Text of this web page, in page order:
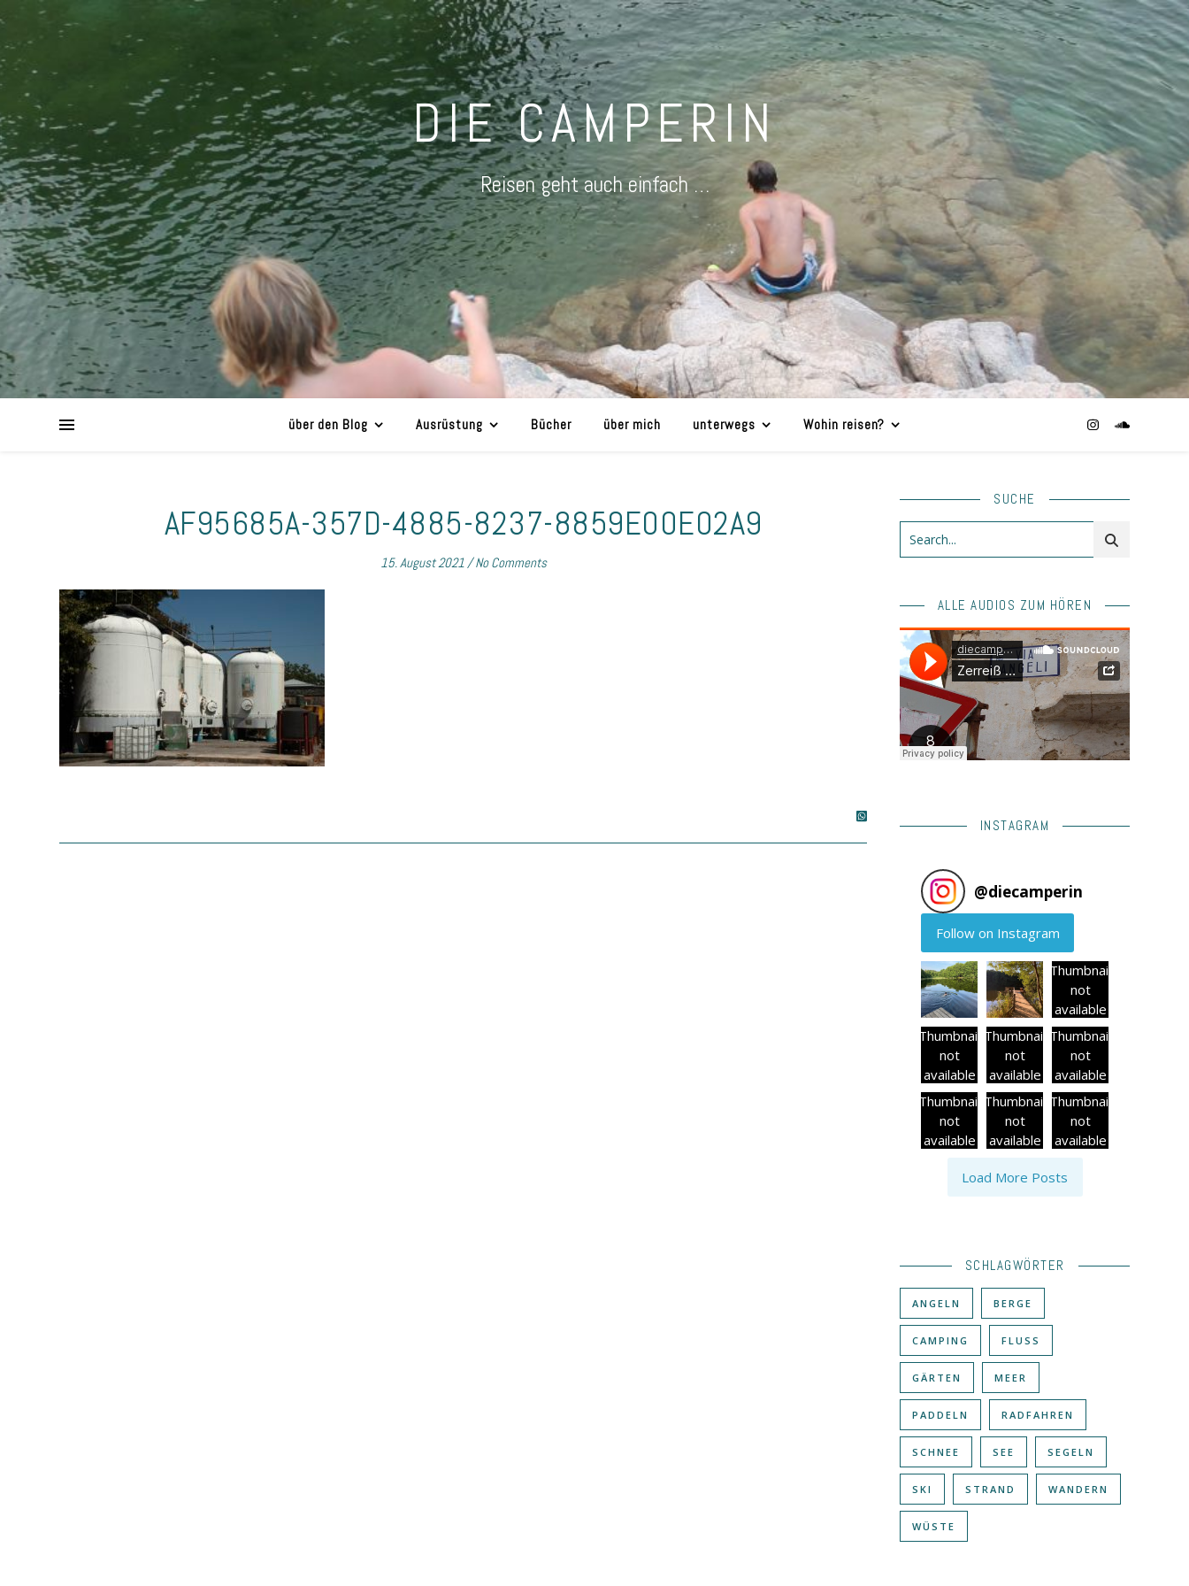
DIE CAMPERIN
Reisen geht auch einfach …
über den Blog Ausrüstung Bücher über mich unterwegs Wohin reisen?
AF95685A-357D-4885-8237-8859E00E02A9
15. August 2021/ No Comments
SUCHE
ALLE AUDIOS ZUM HÖREN
INSTAGRAM
@diecamperin
Follow on Instagram
Thumbnail
not
available
Thumbnail
not
available
Thumbnail
not
available
Thumbnail
not
available
Thumbnail
not
available
Thumbnail
not
available
Thumbnail
not
available
Load More Posts
SCHLAGWÖRTER
ANGELN BERGE
CAMPING FLUSS
GÄRTEN MEER
PADDELN RADFAHREN
SCHNEE SEE SEGELN
SKI STRAND WANDERN
WÜSTE